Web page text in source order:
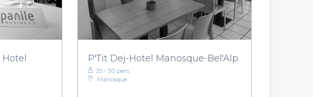
P'Tit Dej-Hotel Manosque-Bel'Alp
25 - 50 pers.
Manosque